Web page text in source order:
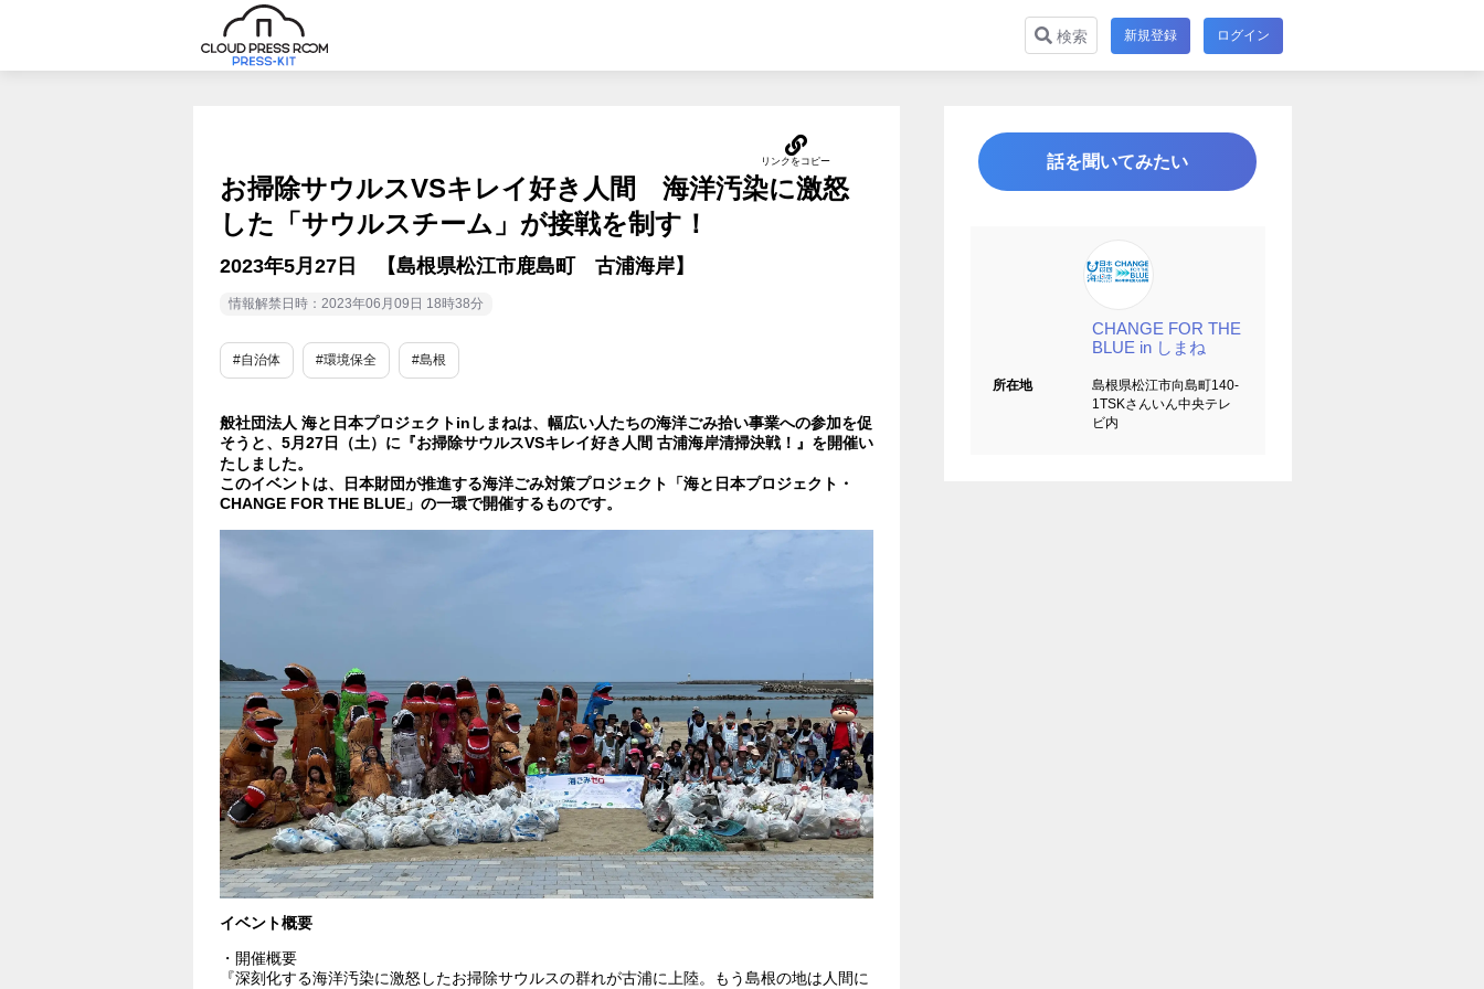
検索 新規登録 ログイン
お掃除サウルスVSキレイ好き人間 海洋汚染に激怒
した「サウルスチーム」が接戦を制す！
2023年5月27日 【島根県松江市鹿島町 古浦海岸】
情報解禁日時：2023年06月09日 18時38分
#自治体 #環境保全 #島根
般社団法人 海と日本プロジェクトinしまねは、幅広い人たちの海洋ごみ拾い事業への参加を促
そうと、5月27日（土）に『お掃除サウルスVSキレイ好き人間 古浦海岸清掃決戦！』を開催い
たしました。
このイベントは、日本財団が推進する海洋ごみ対策プロジェクト「海と日本プロジェクト・
CHANGE FOR THE BLUE」の一環で開催するものです。
イベント概要
・開催概要
『深刻化する海洋汚染に激怒したお掃除サウルスの群れが古浦に上陸。もう島根の地は人間に
話を聞いてみたい
CHANGE FOR THE
BLUE in しまね
所在地
島根県松江市向島町140-
1TSKさんいん中央テレ
ビ内